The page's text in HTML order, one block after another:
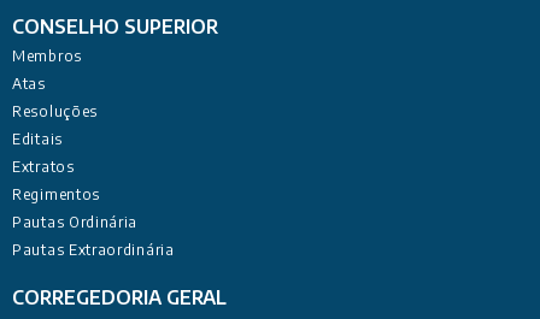
CONSELHO SUPERIOR
Membros
Atas
Resoluções
Editais
Extratos
Regimentos
Pautas Ordinária
Pautas Extraordinária
CORREGEDORIA GERAL